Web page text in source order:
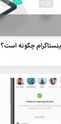
چگونه است؟